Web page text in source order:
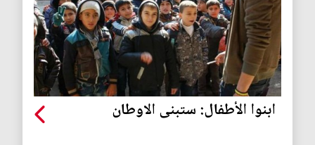
ابنوا الأطفال: ستبنى الاوطان